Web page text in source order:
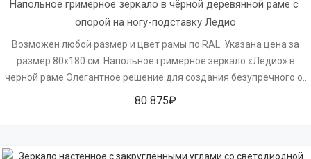
Напольное гримерное зеркало в чёрной деревянной раме с
опорой на ногу-подставку Ледио
Возможен любой размер и цвет рамы по RAL. Указана цена за
размер 80х180 см. Напольное гримерное зеркало «Ледио» в
черной раме Элегантное решение для создания безупречного о..
80 875₽